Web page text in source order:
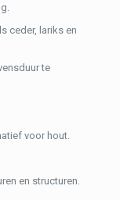
ceder, lariks en
te
voor hout.
en structuren.